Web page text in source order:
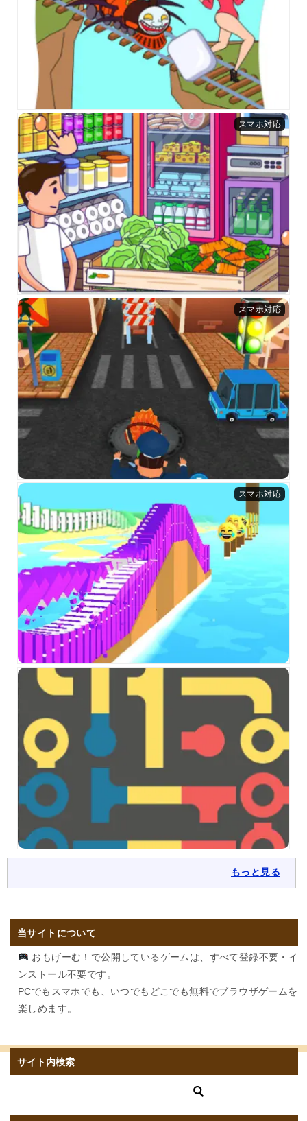
もっと見る
当サイトについて
おもげーむ！で公開しているゲームは、すべて登録不要・イ
ンストール不要です。
PCでもスマホでも、いつでもどこでも無料でブラウザゲームを
楽しめます。
サイト内検索